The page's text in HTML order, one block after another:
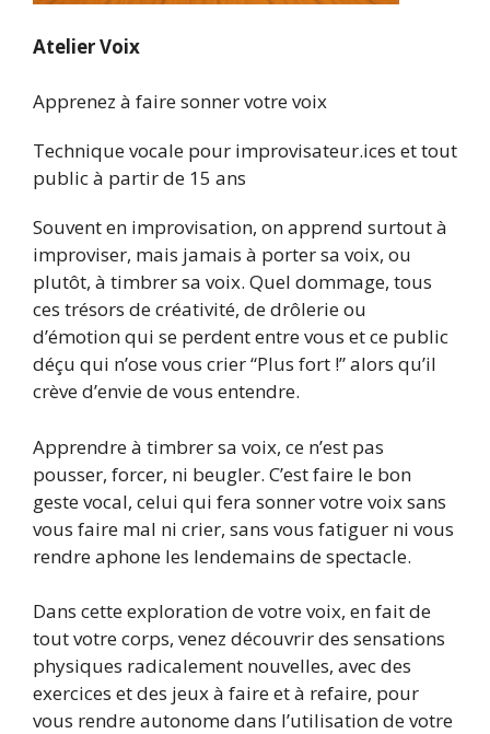
Atelier Voix
Apprenez à faire sonner votre voix
Technique vocale pour improvisateur.ices et tout
public à partir de 15 ans
Souvent en improvisation, on apprend surtout à
improviser, mais jamais à porter sa voix, ou
plutôt, à timbrer sa voix. Quel dommage, tous
ces trésors de créativité, de drôlerie ou
d’émotion qui se perdent entre vous et ce public
déçu qui n’ose vous crier “Plus fort !” alors qu’il
crève d’envie de vous entendre.
Apprendre à timbrer sa voix, ce n’est pas
pousser, forcer, ni beugler. C’est faire le bon
geste vocal, celui qui fera sonner votre voix sans
vous faire mal ni crier, sans vous fatiguer ni vous
rendre aphone les lendemains de spectacle.
Dans cette exploration de votre voix, en fait de
tout votre corps, venez découvrir des sensations
physiques radicalement nouvelles, avec des
exercices et des jeux à faire et à refaire, pour
vous rendre autonome dans l’utilisation de votre